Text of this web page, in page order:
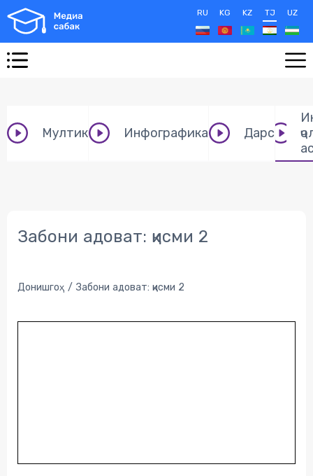
RU KG KZ TJ UZ
Мултик Инфографика Дарс
Забони адоват: қисми 2
Донишгоҳ Забони адоват: қисми 2